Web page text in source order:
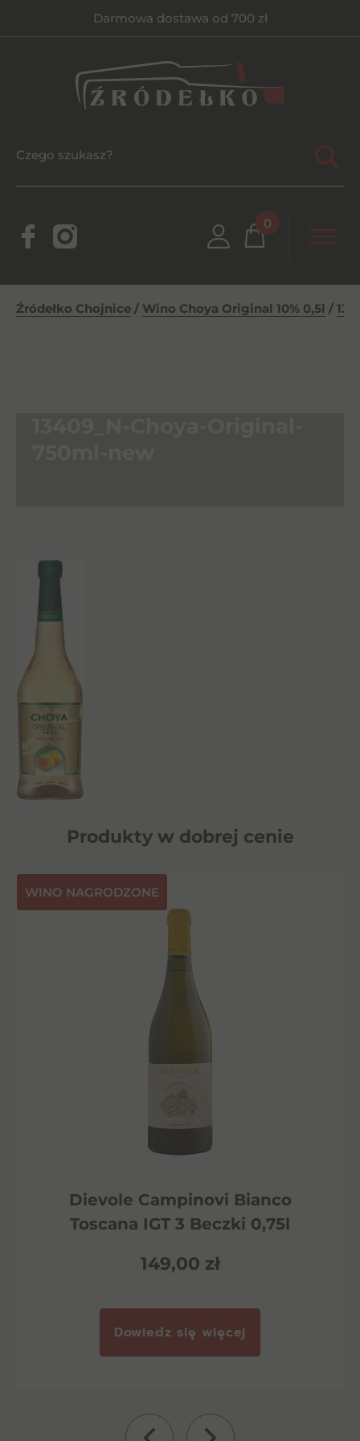
Darmowa dostawa od 700 zł
0
Źródełko Chojnice / Wino Choya Original 10% 0,5l /
Produkty w dobrej cenie
⁠WINO NAGRODZONE
Dievole Campinovi Bianco
Toscana IGT 3 Beczki 0,75l
149,00 zł
Dowiedz się więcej